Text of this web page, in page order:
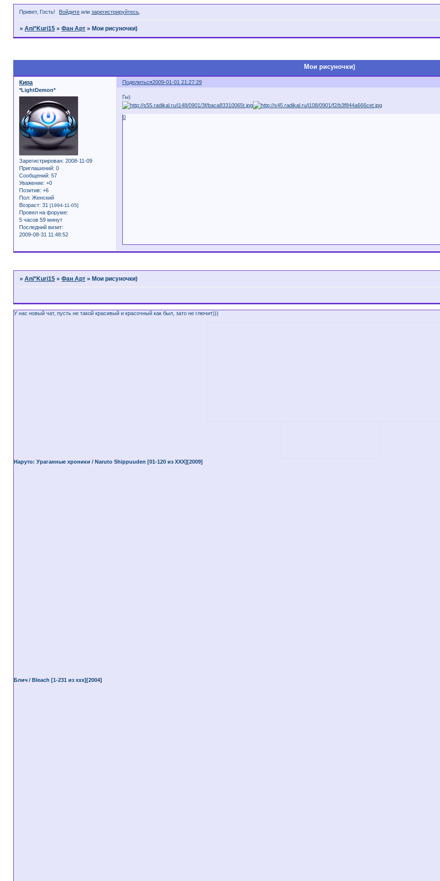
Привет, Гость! Войдите илизарегистрируйтесь
» Ani*Kuri15 » Фан Арт » Мои рисуночки)
Мои рисуночки)
Поделиться2009-01-01 21:27:29
Кира
*LightDemon*
Зарегистрирован: 2008-11-09
Приглашений: 0
Сообщений: 57
Уважение: +0
Позитив: +6
Пол: Женский
Возраст: 31 [1994-11-05]
Провел на форуме:
5 часов 59 минут
Последний визит:
2009-08-31 11:48:52
Гы)
0
» Ani*Kuri15 » Фан Арт » Мои рисуночки)
У нас новый чат, пусть не такой красивый и красочный как был, зато не глючит)))
Наруто: Ураганные хроники / Naruto Shippuuden [01-120 из XXX][2009]
Блич / Bleach [1-231 из ххх][2004]